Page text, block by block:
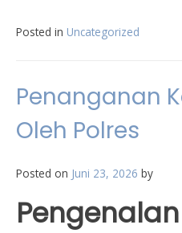
Posted in Uncategorized
Penanganan
Oleh Polres
Posted on Juni 23, 2026 by